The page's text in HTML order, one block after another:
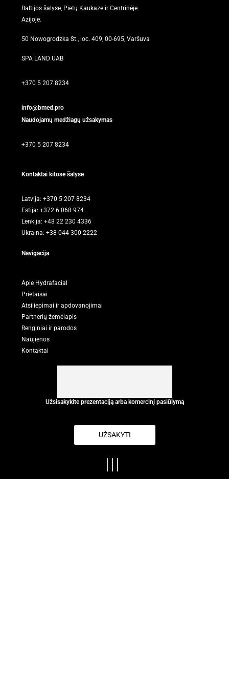
Baltijos šalyse, Pietų Kaukaze ir Centrinėje
Azijoje.
50 Nowogrodzka St., loc. 409, 00-695, Varšuva
SPA LAND UAB
+370 5 207 8234
info@bmed.pro
Naudojamų medžiagų užsakymas
+370 5 207 8234
Kontaktai kitose šalyse
Latvija: +370 5 207 8234
Estija: +372 6 068 974
Lenkija: +48 22 230 4336
Ukraina: +38 044 300 2222
Navigacija
Apie Hydrafacial
Prietaisai
Atsiliepimai ir apdovanojimai
Partnerių žemėlapis
Renginiai ir parodos
Naujienos
Kontaktai
Užsisakykite prezentaciją arba komercinį pasiūlymą
UŽSAKYTI